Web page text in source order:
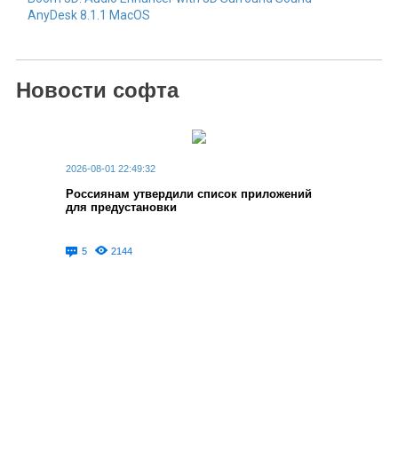
AnyDesk 8.1.1 MacOS
Новости софта
2026-08-01 22:49:32
Россиянам утвердили список приложений
для предустановки
5 2144